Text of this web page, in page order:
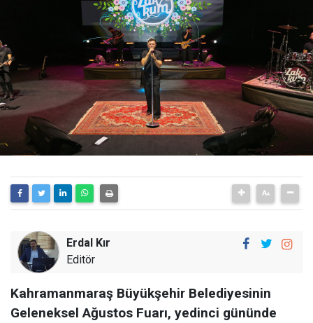
Erdal Kır
Editör
Kahramanmaraş Büyükşehir Belediyesinin
Geleneksel Ağustos Fuarı, yedinci gününde